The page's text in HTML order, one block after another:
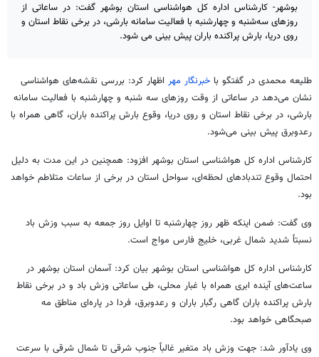
بوشهر- کارشناس اداره کل هواشناسی استان بوشهر گفت: در ساعاتی از
روزهای سه‌شنبه و چهارشنبه با فعالیت سامانه بارشی، در برخی نقاط استان و
روی دریا، بارش پراکنده باران پیش بینی می شود.
طلیعه محمدی در گفتگو با خبرنگار مهر اظهار کرد: بررسی نقشه‌های هواشناسی
نشان می‌دهد در ساعاتی از وقت روزهای سه شنبه و چهارشنبه با فعالیت سامانه
بارشی، در برخی نقاط استان و روی دریا، وقوع بارش پراکنده باران، گاهی همراه با
رعدوبرق پیش بینی می‌شود.
کارشناس اداره کل هواشناسی استان بوشهر افزود: همچنین در این مدت به دلیل
احتمال وقوع تندبادهای لحظه‌ای، سواحل استان در برخی از ساعات متلاطم خواهد
بود.
وی گفت: ضمن اینکه ظهر روز چهارشنبه تا اوایل روز جمعه به سبب وزش باد
نسبتاً شدید شمال غربی، خلیج فارس مواج است.
کارشناس اداره کل هواشناسی استان بوشهر بیان کرد: آسمان استان بوشهر در
ساعت‌های آینده ابری همراه با غبار محلی، طی ساعاتی وزش باد و در برخی نقاط
بارش پراکنده باران گاهی رگبار باران و رعدوبرق، فردا در پاره‌ای مناطق مه
صبحگاهی خواهد بود.
وی یادآور شد: جهت وزش باد متغیر غالباً جنوب شرقی تا شمال شرقی با سرعت